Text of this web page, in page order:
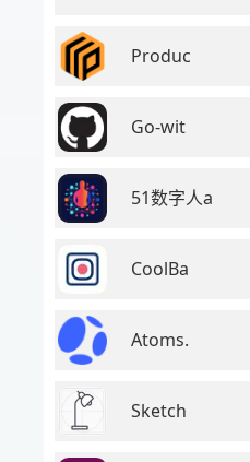
Produc
Go-wit
51数字人a
CoolBa
Atoms.
Sketch